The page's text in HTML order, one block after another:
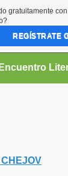
gratuitamente con
REGÍSTRATE